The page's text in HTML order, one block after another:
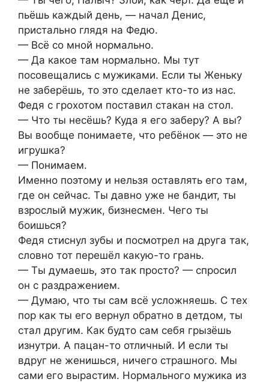
пьёшь каждый день, — начал Денис,
пристально глядя на Федю.
— Всё со мной нормально.
— Да какое там нормально. Мы тут
посовещались с мужиками. Если ты Женьку
не заберёшь, то это сделает кто-то из нас.
Федя с грохотом поставил стакан на стол.
— Что ты несёшь? Куда я его заберу? А вы?
Вы вообще понимаете, что ребёнок — это не
игрушка?
— Понимаем.
Именно поэтому и нельзя оставлять его там,
где он сейчас. Ты давно уже не бандит, ты
взрослый мужик, бизнесмен. Чего ты
боишься?
Федя стиснул зубы и посмотрел на друга так,
словно тот перешёл какую-то грань.
— Ты думаешь, это так просто? — спросил
он с раздражением.
— Думаю, что ты сам всё усложняешь. С тех
пор как ты его вернул обратно в детдом, ты
стал другим. Как будто сам себя грызёшь
изнутри. А пацан-то отличный. И если ты
вдруг не женишься, ничего страшного. Мы
сами его вырастим. Нормального мужика из